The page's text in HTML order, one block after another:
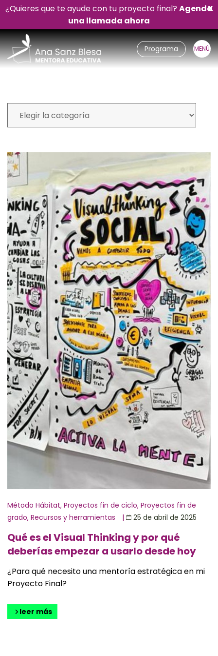
X
¿Quieres que te ayude con tu proyecto final? Agenda
una llamada ahora
Programa
Método Hábitat, Proyectos fin de ciclo, Proyectos fin de
grado, Recursos y herramientas | 25 de abril de 2025
Qué es el Visual Thinking y por qué
deberías empezar a usarlo desde hoy
¿Para qué necesito una mentoría estratégica en mi
Proyecto Final?
leer más